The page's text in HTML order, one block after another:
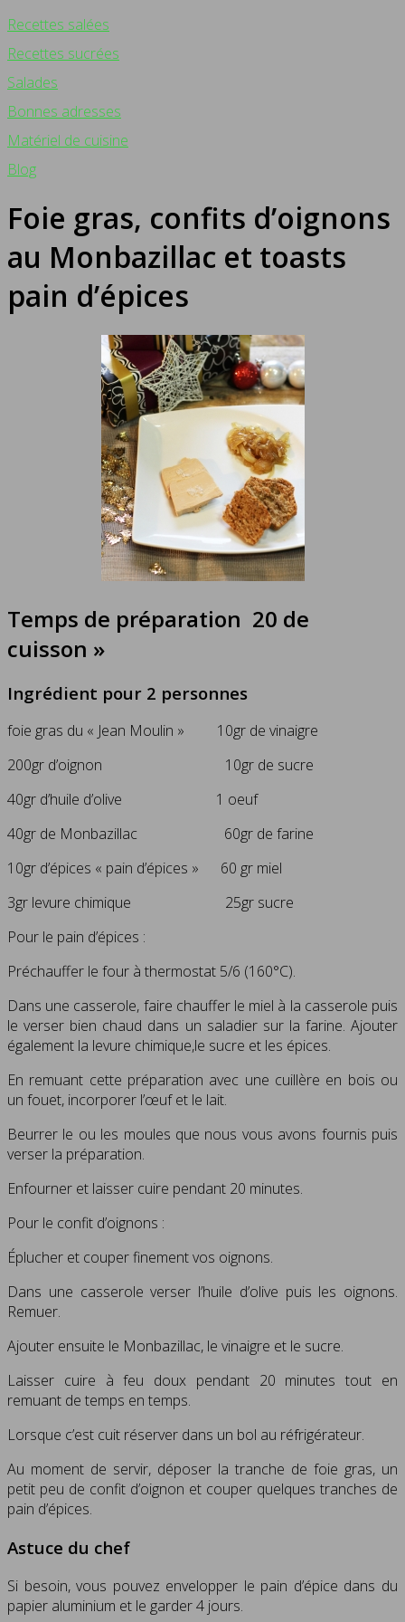
Recettes salées
Recettes sucrées
Salades
Bonnes adresses
Matériel de cuisine
Blog
Foie gras, confits d’oignons
au Monbazillac et toasts
pain d’épices
Temps de préparation 20 de
cuisson »
Ingrédient pour 2 personnes
foie gras du « Jean Moulin » 10gr de vinaigre
200gr d’oignon 10gr de sucre
40gr d’huile d’olive 1 oeuf
40gr de Monbazillac 60gr de farine
10gr d’épices « pain d’épices » 60 gr miel
3gr levure chimique 25gr sucre
Pour le pain d’épices :
Préchauffer le four à thermostat 5/6 (160°C).
Dans une casserole, faire chauffer le miel à la casserole puis
le verser bien chaud dans un saladier sur la farine. Ajouter
également la levure chimique,le sucre et les épices.
En remuant cette préparation avec une cuillère en bois ou
un fouet, incorporer l’œuf et le lait.
Beurrer le ou les moules que nous vous avons fournis puis
verser la préparation.
Enfourner et laisser cuire pendant 20 minutes.
Pour le confit d’oignons :
Éplucher et couper finement vos oignons.
Dans une casserole verser l’huile d’olive puis les oignons.
Remuer.
Ajouter ensuite le Monbazillac, le vinaigre et le sucre.
Laisser cuire à feu doux pendant 20 minutes tout en
remuant de temps en temps.
Lorsque c’est cuit réserver dans un bol au réfrigérateur.
Au moment de servir, déposer la tranche de foie gras, un
petit peu de confit d’oignon et couper quelques tranches de
pain d’épices.
Astuce du chef
Si besoin, vous pouvez envelopper le pain d’épice dans du
papier aluminium et le garder 4 jours.